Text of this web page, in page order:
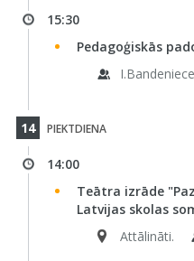
15:30
Pedagoģiskās
I.Bandeniece
14 PIEKTDIENA
14:00
Teātra izrāde
Latvijas skolas
Attālināti.